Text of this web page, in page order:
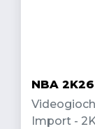
NBA 2K26
Import -